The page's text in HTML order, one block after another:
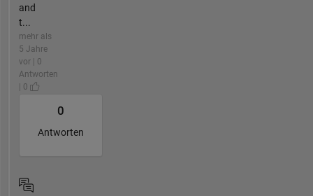
and
t...
mehr als
5 Jahre
vor | 0
Antworten
| 0
0
Antworten